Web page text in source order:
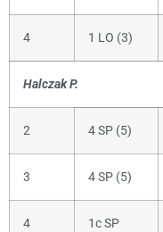
4 1 LO (3)
Halczak P.
2 4 SP (5)
3 4 SP (5)
4 1c SP